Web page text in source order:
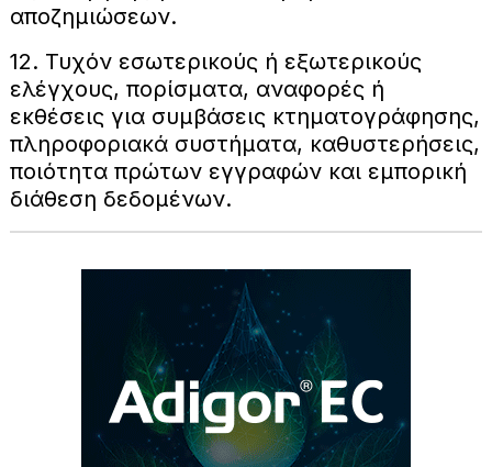
αποζημιώσεων.
12. Τυχόν εσωτερικούς ή εξωτερικούς
ελέγχους, πορίσματα, αναφορές ή
εκθέσεις για συμβάσεις κτηματογράφησης,
πληροφοριακά συστήματα, καθυστερήσεις,
ποιότητα πρώτων εγγραφών και εμπορική
διάθεση δεδομένων.